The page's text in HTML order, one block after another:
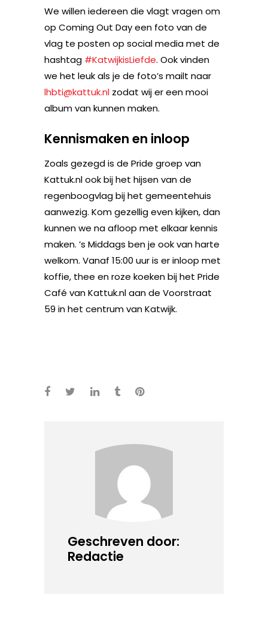
We willen iedereen die vlagt vragen om
op Coming Out Day een foto van de
vlag te posten op social media met de
hashtag #KatwijkisLiefde. Ook vinden
we het leuk als je de foto’s mailt naar
lhbti@kattuk.nl zodat wij er een mooi
album van kunnen maken.
Kennismaken en inloop
Zoals gezegd is de Pride groep van
Kattuk.nl ook bij het hijsen van de
regenboogvlag bij het gemeentehuis
aanwezig. Kom gezellig even kijken, dan
kunnen we na afloop met elkaar kennis
maken. ’s Middags ben je ook van harte
welkom. Vanaf 15:00 uur is er inloop met
koffie, thee en roze koeken bij het Pride
Café van Kattuk.nl aan de Voorstraat
59 in het centrum van Katwijk.
Geschreven door:
Redactie